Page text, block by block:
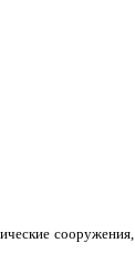
сооружения,